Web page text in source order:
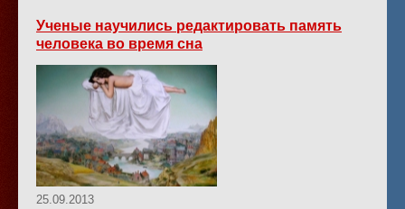
Ученые научились редактировать память
человека во время сна
25.09.2013